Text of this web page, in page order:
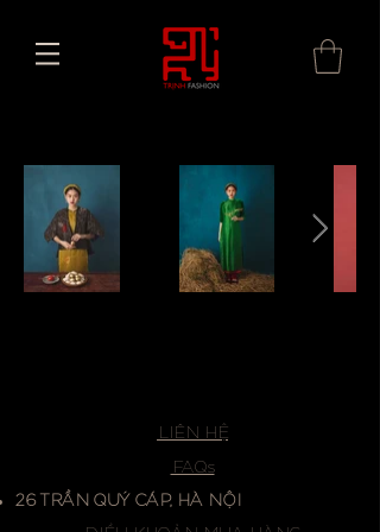
LIÊN HỆ
FAQs
26 TRẦN QUÝ CÁP, HÀ NỘI